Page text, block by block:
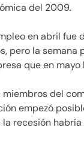
del 2009.
en abril fue
pero la semana
que en mayo
miembros del
empezó
la recesión